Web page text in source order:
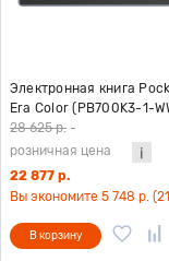
Электронная книга
Era Color (PB700K3-1-
28 625 р. -
розничная цена
22 877 р.
Вы экономите 5 748 р.
В корзину